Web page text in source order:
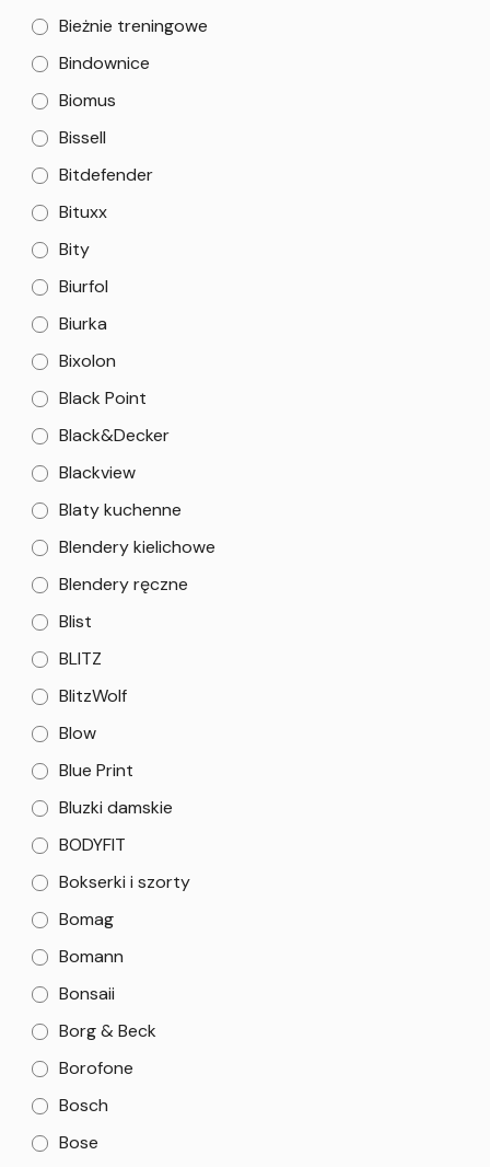
Bieżnie treningowe
Bindownice
Biomus
Bissell
Bitdefender
Bituxx
Bity
Biurfol
Biurka
Bixolon
Black Point
Black&Decker
Blackview
Blaty kuchenne
Blendery kielichowe
Blendery ręczne
Blist
BLITZ
BlitzWolf
Blow
Blue Print
Bluzki damskie
BODYFIT
Bokserki i szorty
Bomag
Bomann
Bonsaii
Borg & Beck
Borofone
Bosch
Bose